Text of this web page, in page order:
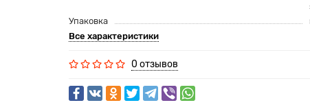
Упаковка
Все характеристики
0 отзывов